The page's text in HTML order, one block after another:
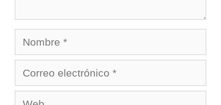
Nombre
Correo
electrónico
Web